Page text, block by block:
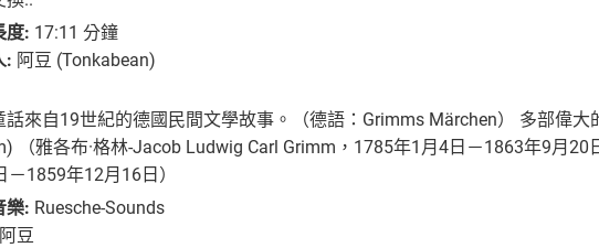
度: 17:11 分鐘
: 阿豆 (Tonkabean)
話來自19世紀的德國民間文學故事。（德語：Grimms Märchen） 多部偉大
（雅各布·格林-Jacob Ludwig Carl Grimm，1785年1月4日－1863年9月20
－1859年12月16日）
樂: Ruesche-Sounds
阿豆